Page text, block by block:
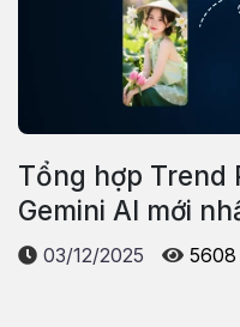
Tổng hợp Trend
Gemini AI mới
03/12/2025